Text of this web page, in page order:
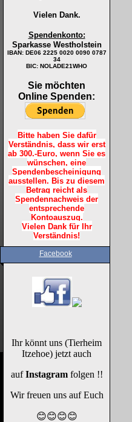
Vielen Dank.
Spendenkonto:
Sparkasse Westholstein
IBAN: DE06 2225 0020 0090 0787
34
BIC: NOLADE21WHO
Sie möchten
Online Spenden:
Bitte haben Sie dafür
Verständnis, dass wir erst
ab 300.-Euro, wenn Sie es
wünschen, eine
Spendenbescheinigung
ausstellen. Bis zu diesem
Betrag reicht als
Spendennachweis der
entsprechende
Kontoauszug.
Vielen Dank für Ihr
Verständnis!
Facebook
Ihr könnt uns (Tierheim
Itzehoe) jetzt auch
aufInstagramfolgen !!
Wir freuen uns auf Euch
😊😊😊😊